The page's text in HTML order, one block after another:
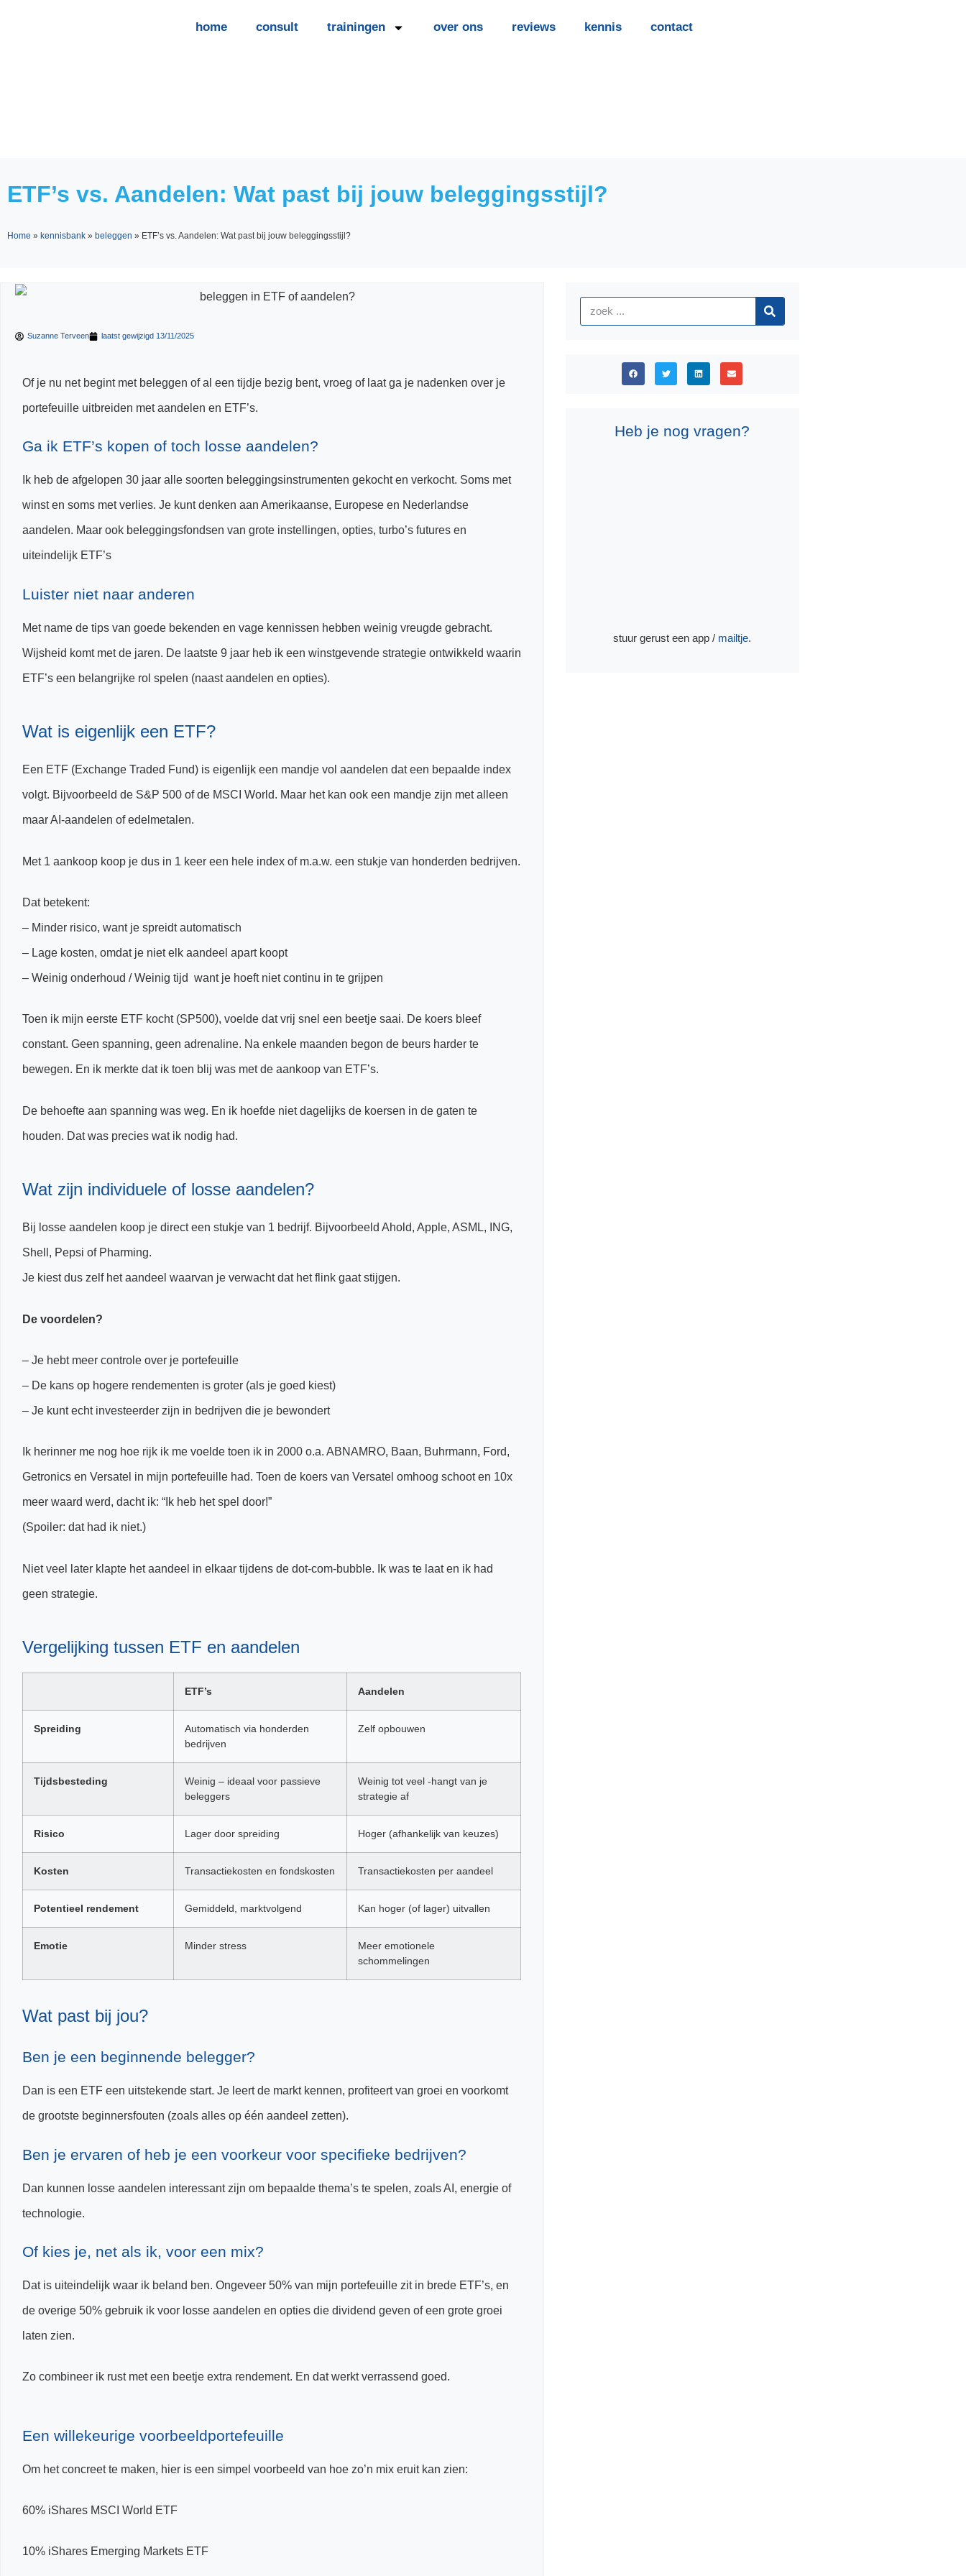
home consult trainingen over ons reviews kennis contact
ETF’s vs. Aandelen: Wat past bij jouw beleggingsstijl?
Home » kennisbank » beleggen » ETF’s vs. Aandelen: Wat past bij jouw beleggingsstijl?
Suzanne Terveen laatst gewijzigd 13/11/2025
Of je nu net begint met beleggen of al een tijdje bezig bent, vroeg of laat ga je nadenken over je
portefeuille uitbreiden met aandelen en ETF’s.
Ga ik ETF’s kopen of toch losse aandelen?
Ik heb de afgelopen 30 jaar alle soorten beleggingsinstrumenten gekocht en verkocht. Soms met
winst en soms met verlies. Je kunt denken aan Amerikaanse, Europese en Nederlandse
aandelen. Maar ook beleggingsfondsen van grote instellingen, opties, turbo’s futures en
uiteindelijk ETF’s
Luister niet naar anderen
Met name de tips van goede bekenden en vage kennissen hebben weinig vreugde gebracht.
Wijsheid komt met de jaren. De laatste 9 jaar heb ik een winstgevende strategie ontwikkeld waarin
ETF’s een belangrijke rol spelen (naast aandelen en opties).
Wat is eigenlijk een ETF?
Een ETF (Exchange Traded Fund) is eigenlijk een mandje vol aandelen dat een bepaalde index
volgt. Bijvoorbeeld de S&P 500 of de MSCI World. Maar het kan ook een mandje zijn met alleen
maar AI-aandelen of edelmetalen.
Met 1 aankoop koop je dus in 1 keer een hele index of m.a.w. een stukje van honderden bedrijven.
Dat betekent:
– Minder risico, want je spreidt automatisch
– Lage kosten, omdat je niet elk aandeel apart koopt
– Weinig onderhoud / Weinig tijd want je hoeft niet continu in te grijpen
Toen ik mijn eerste ETF kocht (SP500), voelde dat vrij snel een beetje saai. De koers bleef
constant. Geen spanning, geen adrenaline. Na enkele maanden begon de beurs harder te
bewegen. En ik merkte dat ik toen blij was met de aankoop van ETF’s.
De behoefte aan spanning was weg. En ik hoefde niet dagelijks de koersen in de gaten te
houden. Dat was precies wat ik nodig had.
Wat zijn individuele of losse aandelen?
Bij losse aandelen koop je direct een stukje van 1 bedrijf. Bijvoorbeeld Ahold, Apple, ASML, ING,
Shell, Pepsi of Pharming.
Je kiest dus zelf het aandeel waarvan je verwacht dat het flink gaat stijgen.
De voordelen?
– Je hebt meer controle over je portefeuille
– De kans op hogere rendementen is groter (als je goed kiest)
– Je kunt echt investeerder zijn in bedrijven die je bewondert
Ik herinner me nog hoe rijk ik me voelde toen ik in 2000 o.a. ABNAMRO, Baan, Buhrmann, Ford,
Getronics en Versatel in mijn portefeuille had. Toen de koers van Versatel omhoog schoot en 10x
meer waard werd, dacht ik: “Ik heb het spel door!”
(Spoiler: dat had ik niet.)
Niet veel later klapte het aandeel in elkaar tijdens de dot-com-bubble. Ik was te laat en ik had
geen strategie.
Vergelijking tussen ETF en aandelen
ETF’s Aandelen
Spreiding
Automatisch via honderden
bedrijven
Zelf opbouwen
Tijdsbesteding
Weinig – ideaal voor passieve
beleggers
Weinig tot veel -hangt van je
strategie af
Risico Lager door spreiding Hoger (afhankelijk van keuzes)
Kosten Transactiekosten en fondskosten Transactiekosten per aandeel
Potentieel rendement Gemiddeld, marktvolgend Kan hoger (of lager) uitvallen
Emotie Minder stress
Meer emotionele
schommelingen
Wat past bij jou?
Ben je een beginnende belegger?
Dan is een ETF een uitstekende start. Je leert de markt kennen, profiteert van groei en voorkomt
de grootste beginnersfouten (zoals alles op één aandeel zetten).
Ben je ervaren of heb je een voorkeur voor specifieke bedrijven?
Dan kunnen losse aandelen interessant zijn om bepaalde thema’s te spelen, zoals AI, energie of
technologie.
Of kies je, net als ik, voor een mix?
Dat is uiteindelijk waar ik beland ben. Ongeveer 50% van mijn portefeuille zit in brede ETF’s, en
de overige 50% gebruik ik voor losse aandelen en opties die dividend geven of een grote groei
laten zien.
Zo combineer ik rust met een beetje extra rendement. En dat werkt verrassend goed.
Een willekeurige voorbeeldportefeuille
Om het concreet te maken, hier is een simpel voorbeeld van hoe zo’n mix eruit kan zien:
60% iShares MSCI World ETF
10% iShares Emerging Markets ETF
Heb je nog vragen?
stuur gerust een app / mailtje.